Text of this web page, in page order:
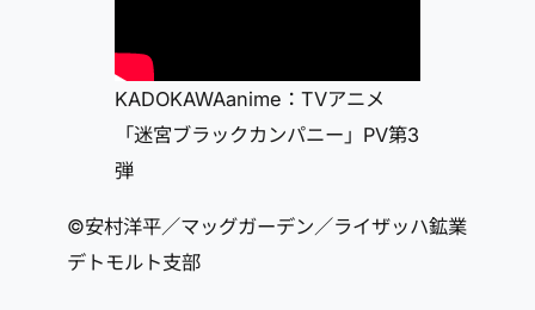
KADOKAWAanime：TVアニメ
「迷宮ブラックカンパニー」PV第3
弾
©安村洋平／マッグガーデン／ライザッハ鉱業
デトモルト支部